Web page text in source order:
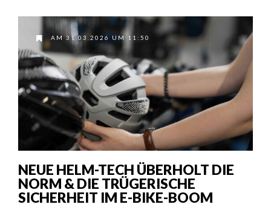
AM 31.03.2026 UM 11:50
NEUE HELM-TECH ÜBERHOLT DIE
NORM & DIE TRÜGERISCHE
SICHERHEIT IM E-BIKE-BOOM